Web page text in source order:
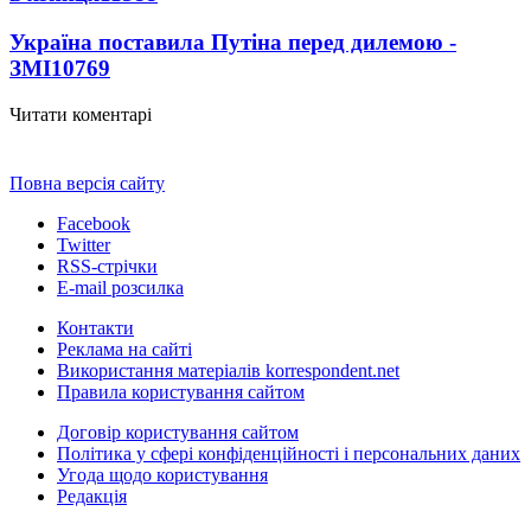
Україна поставила Путіна перед дилемою -
ЗМІ10769
Читати коментарі
Повна версія сайту
Facebook
Twitter
RSS-стрічки
E-mail розсилка
Контакти
Реклама на сайті
Використання матеріалів korrespondent.net
Правила користування сайтом
Договір користування сайтом
Політика у сфері конфіденційності і персональних даних
Угода щодо користування
Редакція